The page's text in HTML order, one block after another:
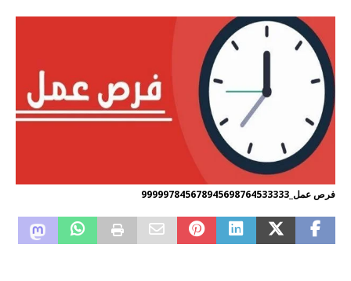
فرص عمل_999997845678945698764533333